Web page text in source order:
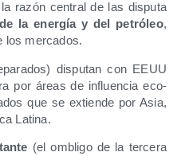
razón cen­tral de las dispu­ta
la ener­gía y del petró­leo,
los mercados.
dispu­tan con EEUU
por áreas de influen­cia eco­
que se extien­de por Asia,
Latina.
(el ombli­go de la ter­ce­ra